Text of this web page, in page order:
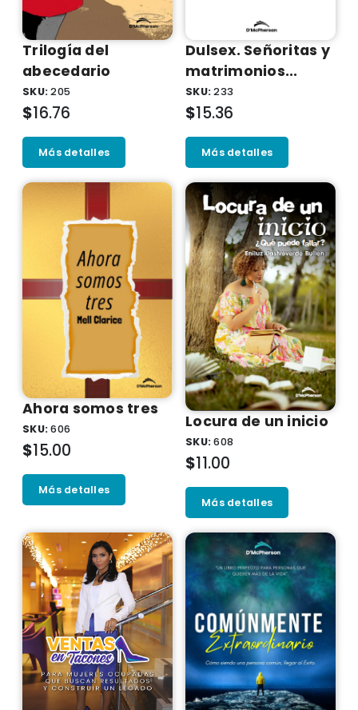
Trilogí­a del
abecedario
SKU:205
$16.76
Más detalles
Dulsex. Señoritas y
matrimonios...
SKU:233
$15.36
Más detalles
Ahora somos tres
SKU:606
$15.00
Más detalles
Locura de un inicio
SKU:608
$11.00
Más detalles